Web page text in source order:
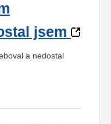
jsem
a nedostal